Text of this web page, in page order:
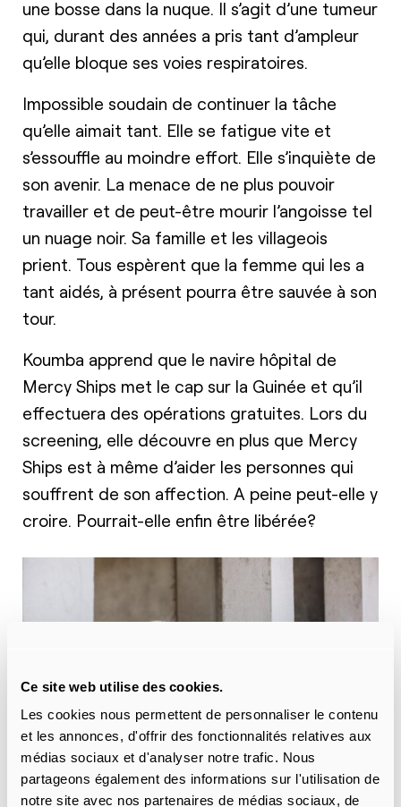
Ce site web utilise des cookies.
Les cookies nous permettent de personnaliser le contenu
et les annonces, d'offrir des fonctionnalités relatives aux
médias sociaux et d'analyser notre trafic. Nous
partageons également des informations sur l'utilisation de
notre site avec nos partenaires de médias sociaux, de
une bosse dans la nuque. Il s’agit d’une tumeur
qui, durant des années a pris tant d’ampleur
qu’elle bloque ses voies respiratoires.
Impossible soudain de continuer la tâche
qu’elle aimait tant. Elle se fatigue vite et
s’essouffle au moindre effort. Elle s’inquiète de
son avenir. La menace de ne plus pouvoir
travailler et de peut-être mourir l’angoisse tel
un nuage noir. Sa famille et les villageois
prient. Tous espèrent que la femme qui les a
tant aidés, à présent pourra être sauvée à son
tour.
Koumba apprend que le navire hôpital de
Mercy Ships met le cap sur la Guinée et qu’il
effectuera des opérations gratuites. Lors du
screening, elle découvre en plus que Mercy
Ships est à même d’aider les personnes qui
souffrent de son affection. A peine peut-elle y
croire. Pourrait-elle enfin être libérée?